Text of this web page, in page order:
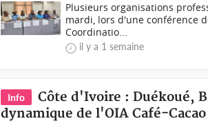
Plusieurs organisations
mardi, lors d'une conférence
Coordinatio...
il y a 1 semaine
Info
Côte d'Ivoire : Duékoué,
dynamique de l'OIA Café-